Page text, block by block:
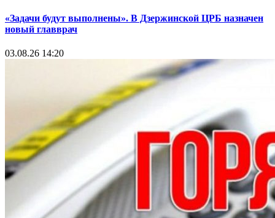
«Задачи будут выполнены». В Дзержинской ЦРБ назначен
новый главврач
03.08.26 14:20